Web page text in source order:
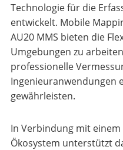
Technologie für die
entwickelt. Mobile
AU20 MMS bieten die
Umgebungen zu
professionelle
Ingenieuranwendungen
gewährleisten.
In Verbindung mit
Ökosystem unterstützt